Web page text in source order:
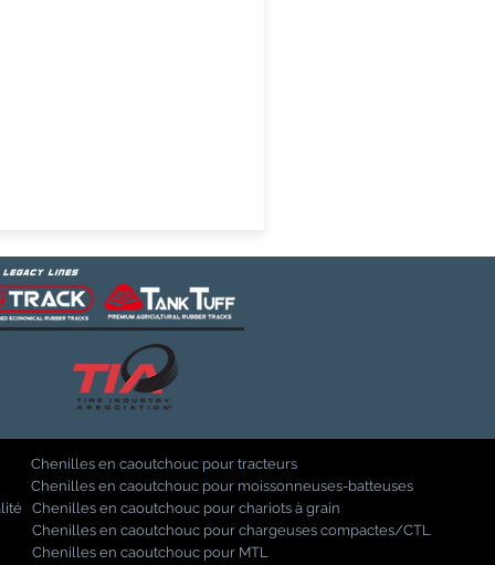
Chenilles en caoutchouc pour tracteurs
Chenilles en caoutchouc pour moissonneuses-batteuses
Chenilles en caoutchouc pour chariots à grain
Chenilles en caoutchouc pour chargeuses compactes/CTL
Chenilles en caoutchouc pour MTL